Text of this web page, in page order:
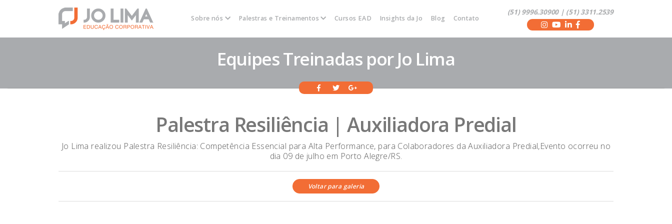
Sobre nós Palestras e Treinamentos Cursos EAD Insights da Jo Blog Contato
(51) 9996.30900 | (51) 3311.2539
Equipes Treinadas por Jo Lima
Palestra Resiliência | Auxiliadora Predial
Jo Lima realizou Palestra Resiliência: Competência Essencial para Alta Performance, para Colaboradores da Auxiliadora Predial,Evento ocorreu no
dia 09 de julho em Porto Alegre/RS.
Voltar para galeria